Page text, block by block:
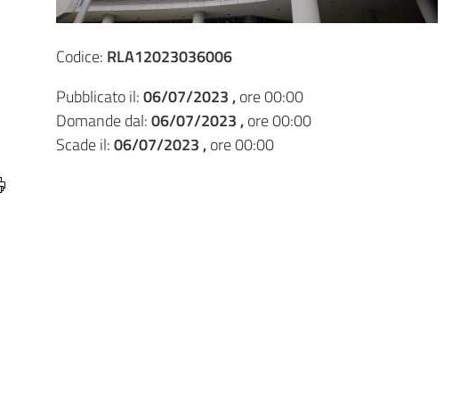
Codice: RLA12023036006
Pubblicato il:06/07/2023 ,ore 00:00
Domande dal:06/07/2023 ,ore 00:00
Scade il:06/07/2023 ,ore 00:00